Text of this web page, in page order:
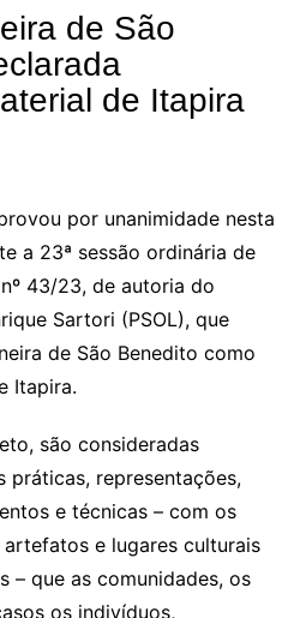
de São
de Itapira
por unanimidade nesta
a 23ª sessão ordinária de
43/23, de autoria do
Sartori (PSOL), que
de São Benedito como
Itapira.
são consideradas
práticas, representações,
e técnicas – com os
e lugares culturais
– que as comunidades, os
os indivíduos,